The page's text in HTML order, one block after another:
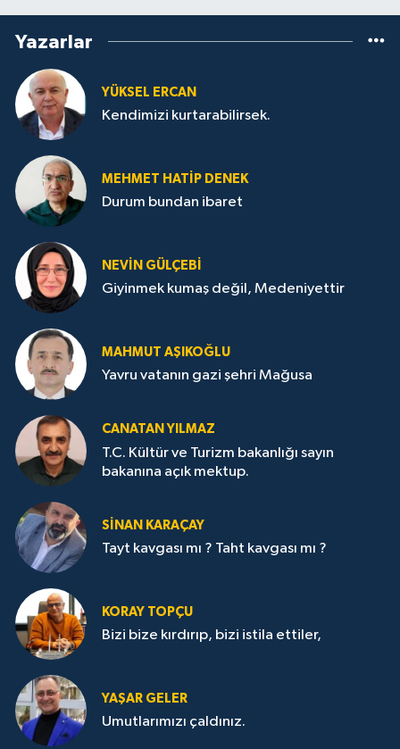
Yazarlar
YÜKSEL ERCAN
Kendimizi kurtarabilirsek.
MEHMET HATİP DENEK
Durum bundan ibaret
NEVİN GÜLÇEBİ
Giyinmek kumaş değil, Medeniyettir
MAHMUT AŞIKOĞLU
Yavru vatanın gazi şehri Mağusa
CANATAN YILMAZ
T.C. Kültür ve Turizm bakanlığı sayın
bakanına açık mektup.
SİNAN KARAÇAY
Tayt kavgası mı ? Taht kavgası mı ?
KORAY TOPÇU
Bizi bize kırdırıp, bizi istila ettiler,
YAŞAR GELER
Umutlarımızı çaldınız.